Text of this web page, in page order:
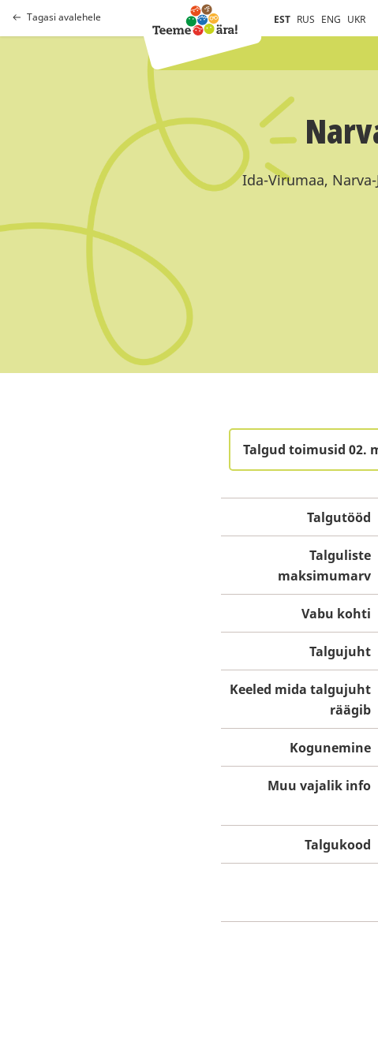
Tagasi avalehele EST RUS ENG UKR
Ida-Virumaa,
Talgud toimusid 02.
Talgutööd
Talguliste
maksimumarv
Vabu kohti
Talgujuht
Keeled mida talgujuht
räägib
Kogunemine
Muu vajalik info
Talgukood